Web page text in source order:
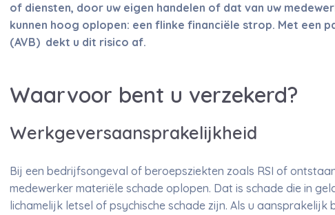
of diensten, door uw eigen handelen of dat van uw
kunnen hoog oplopen: een flinke financiële strop. Met een
(AVB) dekt u dit risico af.
Waarvoor bent u verzekerd?
Werkgeversaansprakelijkheid
Bij een bedrijfsongeval of beroepsziekten zoals RSI of
medewerker materiële schade oplopen. Dat is schade die in
lichamelijk letsel of psychische schade zijn. Als u